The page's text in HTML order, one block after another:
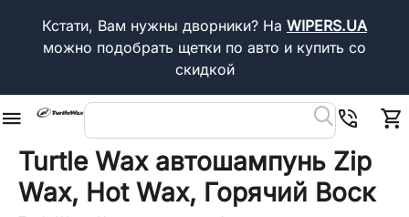
Кстати, Вам нужны дворники? На WIPERS.UA
можно подобрать щетки по авто и купить со
скидкой
Turtle Wax автошампунь Zip
Wax, Hot Wax, Горячий Воск